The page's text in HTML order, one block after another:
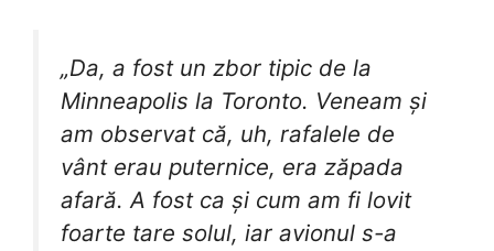
„Da, a fost un zbor tipic de la
Minneapolis la Toronto. Veneam și
am observat că, uh, rafalele de
vânt erau puternice, era zăpada
afară. A fost ca și cum am fi lovit
foarte tare solul, iar avionul s-a